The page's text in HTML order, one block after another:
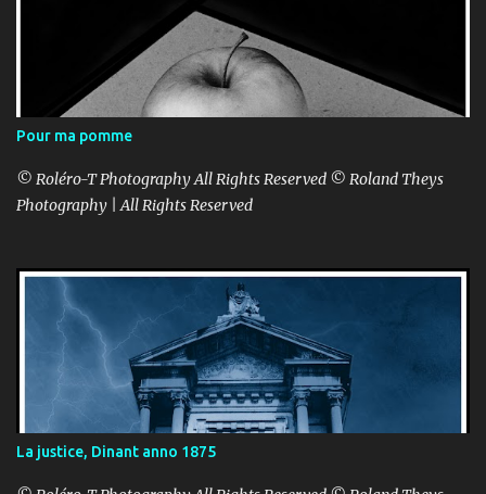
Pour ma pomme
© Roléro-T Photography All Rights Reserved © Roland Theys
Photography | All Rights Reserved
La justice, Dinant anno 1875